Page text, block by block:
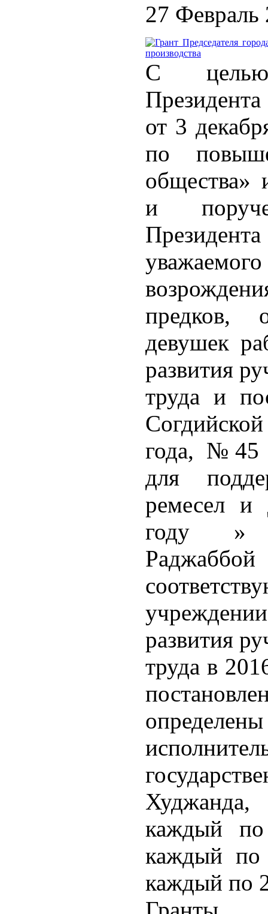
27 Февраль
С целью
от 3
по
общества»
и
предков,
девушек
развития
труда и
года, №45
для
ремесел и
году »
развития
труда в
каждый
каждый по
каждый по